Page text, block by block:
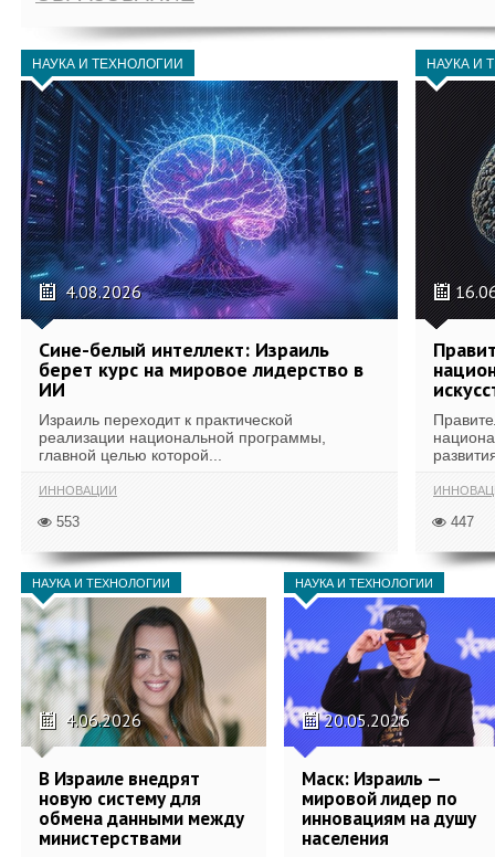
НАУКА И ТЕХНОЛОГИИ
4.08.2026
Сине-белый интеллект: Израиль
берет курс на мировое лидерство в
ИИ
Израиль переходит к практической
реализации национальной программы,
главной целью которой...
ИННОВАЦИИ
553
НАУКА И
447
НАУКА И ТЕХНОЛОГИИ
4.06.2026
В Израиле внедрят
новую систему для
обмена данными между
министерствами
НАУКА И ТЕХНОЛОГИИ
20.05.2026
Маск: Израиль —
мировой лидер по
инновациям на душу
населения